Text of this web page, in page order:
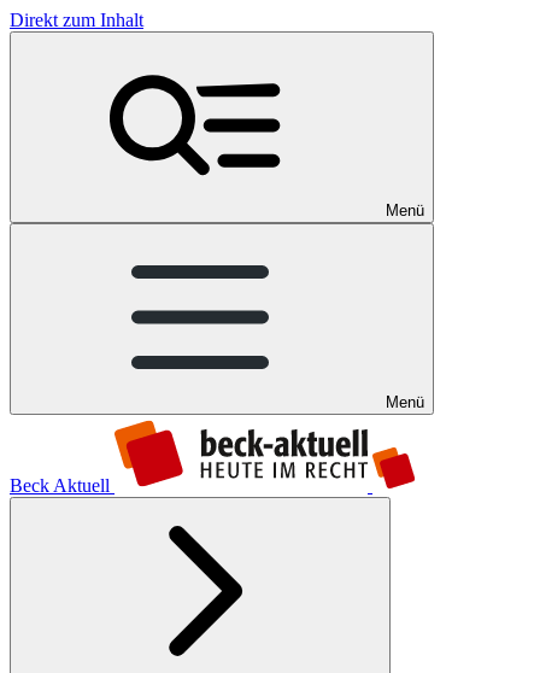
Direkt zum Inhalt
Menü
Menü
Beck Aktuell